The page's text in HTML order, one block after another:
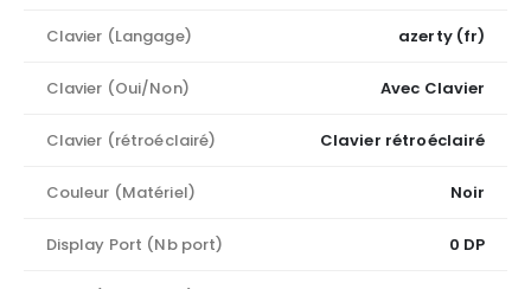
Clavier (Langage) azerty (fr)
Clavier (Oui/Non) Avec Clavier
Clavier (rétroéclairé) Clavier rétroéclairé
Couleur (Matériel) Noir
Display Port (Nb port) 0 DP